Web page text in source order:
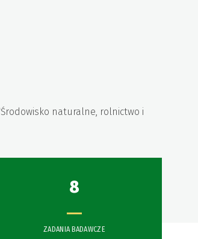
naturalne, rolnictwo i
8
ZADANIA BADAWCZE